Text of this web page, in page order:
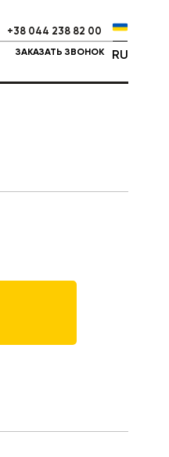
+38 044 238 82 00
ЗАКАЗАТЬ ЗВОНОК RU